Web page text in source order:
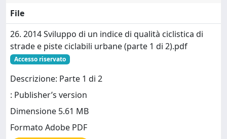
File
26. 2014 Sviluppo di un indice di qualità ciclistica di
strade e piste ciclabili urbane (parte 1 di 2).pdf
Accesso riservato
Descrizione: Parte 1 di 2
: Publisher’s version
Dimensione 5.61 MB
Formato Adobe PDF